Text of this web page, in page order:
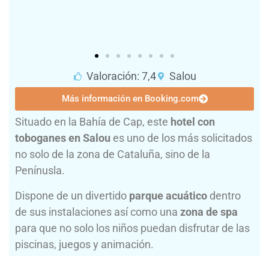
Valoración: 7,4 Salou
Más información en Booking.com
Situado en la Bahía de Cap, este hotel con
toboganes en Salou es uno de los más solicitados
no solo de la zona de Cataluña, sino de la
Penínusla.
Dispone de un divertido parque acuático dentro
de sus instalaciones así como una zona de spa
para que no solo los niños puedan disfrutar de las
piscinas, juegos y animación.